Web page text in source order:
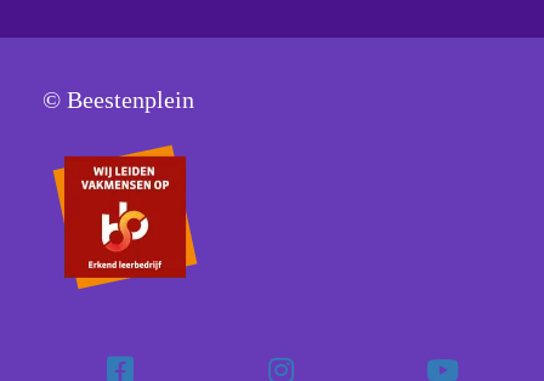
© Beestenplein